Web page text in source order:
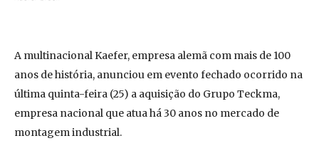
A multinacional Kaefer, empresa alemã com mais de 100
anos de história, anunciou em evento fechado ocorrido na
última quinta-feira (25) a aquisição do Grupo Teckma,
empresa nacional que atua há 30 anos no mercado de
montagem industrial.